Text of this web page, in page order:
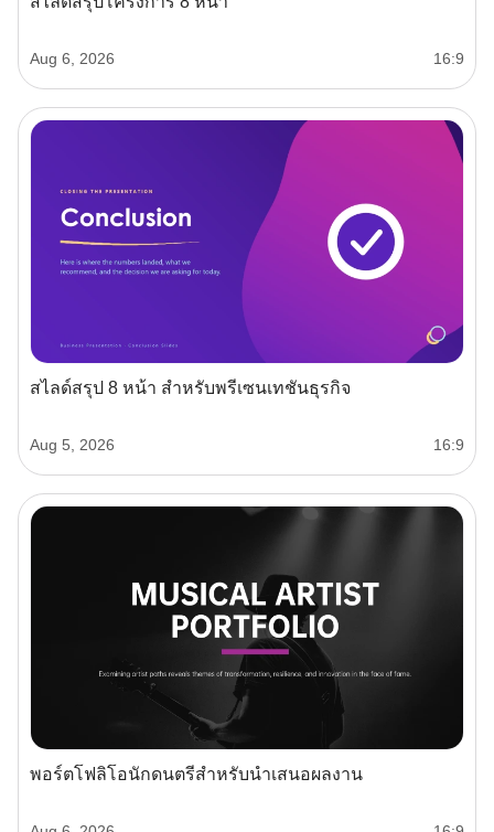
Aug 6, 2026 16:9
สไลด์สรุป 8 หน้า สำหรับพรีเซนเทชันธุรกิจ
Aug 5, 2026 16:9
พอร์ตโฟลิโอนักดนตรีสำหรับนำเสนอผลงาน